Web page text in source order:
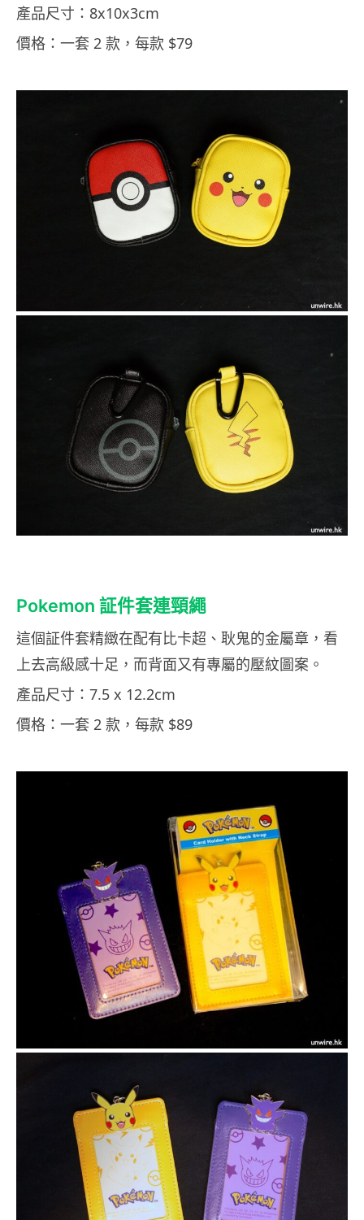
產品尺寸：8x10x3cm
價格：一套 2 款，每款 $79
Pokemon 証件套連頸繩
這個証件套精緻在配有比卡超、耿鬼的金屬章，看
上去高級感十足，而背面又有專屬的壓紋圖案。
產品尺寸：7.5 x 12.2cm
價格：一套 2 款，每款 $89